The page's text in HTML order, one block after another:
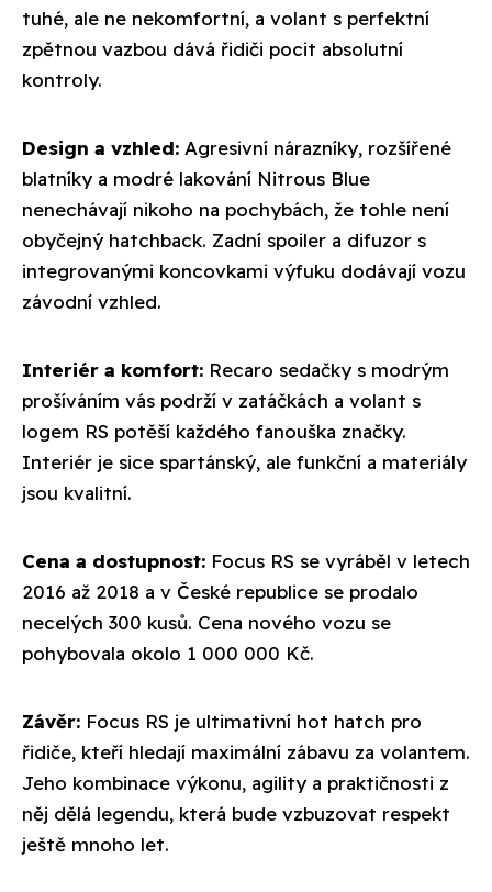
tuhé, ale ne nekomfortní, a volant s perfektní
zpětnou vazbou dává řidiči pocit absolutní
kontroly.
Design a vzhled: Agresivní nárazníky, rozšířené
blatníky a modré lakování Nitrous Blue
nenechávají nikoho na pochybách, že tohle není
obyčejný hatchback. Zadní spoiler a difuzor s
integrovanými koncovkami výfuku dodávají vozu
závodní vzhled.
Interiér a komfort: Recaro sedačky s modrým
prošíváním vás podrží v zatáčkách a volant s
logem RS potěší každého fanouška značky.
Interiér je sice spartánský, ale funkční a materiály
jsou kvalitní.
Cena a dostupnost: Focus RS se vyráběl v letech
2016 až 2018 a v České republice se prodalo
necelých 300 kusů. Cena nového vozu se
pohybovala okolo 1 000 000 Kč.
Závěr: Focus RS je ultimativní hot hatch pro
řidiče, kteří hledají maximální zábavu za volantem.
Jeho kombinace výkonu, agility a praktičnosti z
něj dělá legendu, která bude vzbuzovat respekt
ještě mnoho let.